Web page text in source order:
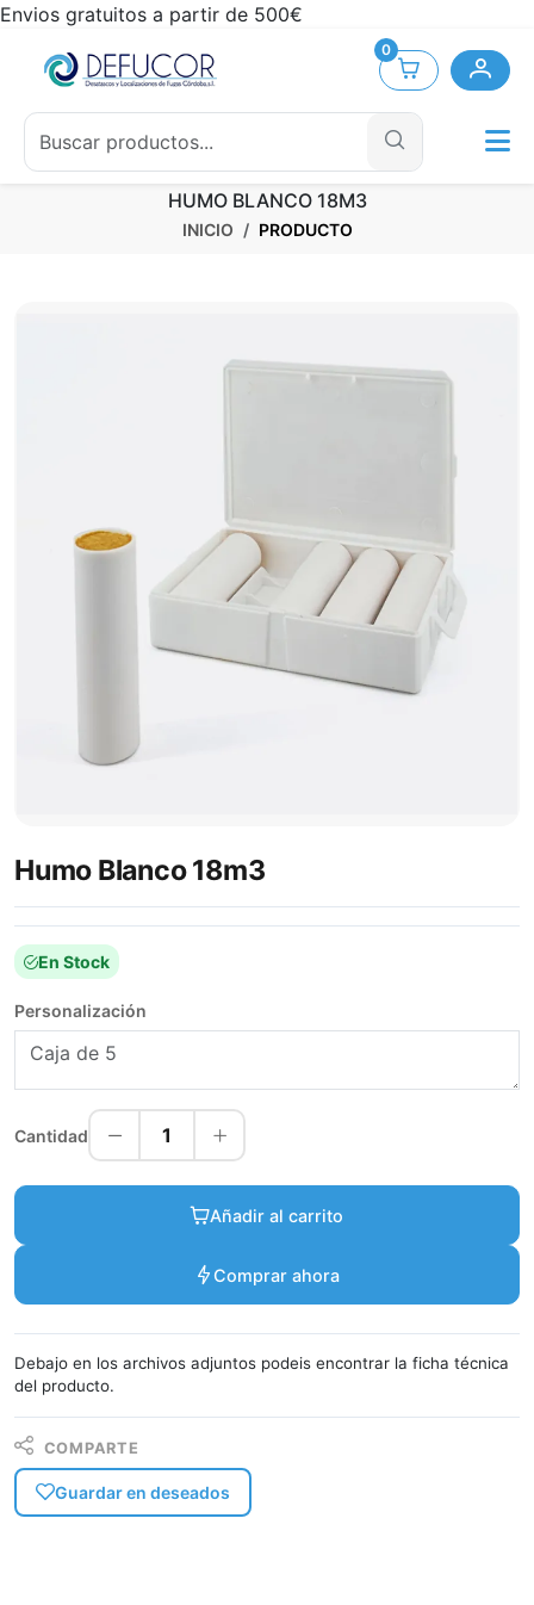
Envios gratuitos a partir de 500€
0
HUMO BLANCO 18M3
INICIO PRODUCTO
Humo Blanco 18m3
En Stock
Personalización
Cantidad 1
Añadir al carrito
Comprar ahora
Debajo en los archivos adjuntos podeis encontrar la ficha técnica
del producto.
COMPARTE
Guardar en deseados